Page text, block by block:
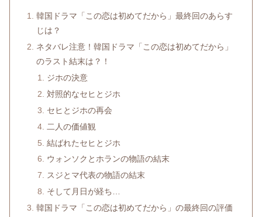
韓国ドラマ「この恋は初めてだから」最終回のあらす
じは？
ネタバレ注意！韓国ドラマ「この恋は初めてだから」
のラスト結末は？！
ジホの決意
対照的なセヒとジホ
セヒとジホの再会
二人の価値観
結ばれたセヒとジホ
ウォンソクとホランの物語の結末
スジとマ代表の物語の結末
そして月日が経ち…
韓国ドラマ「この恋は初めてだから」の最終回の評価